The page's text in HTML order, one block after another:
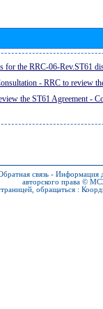
for the RRC-06-Rev.ST61
- RRC to review
the ST61 Agreement -
связь - Информация
авторского права ©
обращаться :